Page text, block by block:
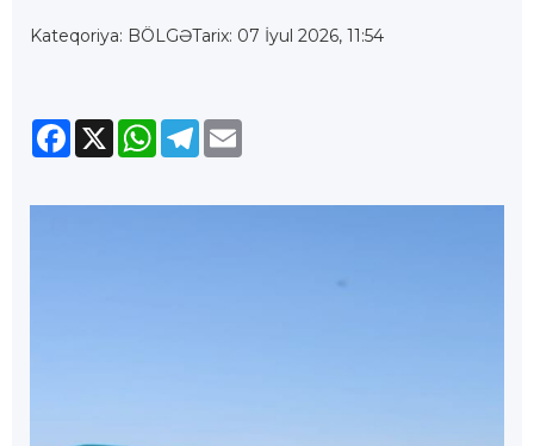
Kateqoriya: BÖLGƏTarix: 07 İyul 2026, 11:54
Facebook
X WhatsApp
Telegram